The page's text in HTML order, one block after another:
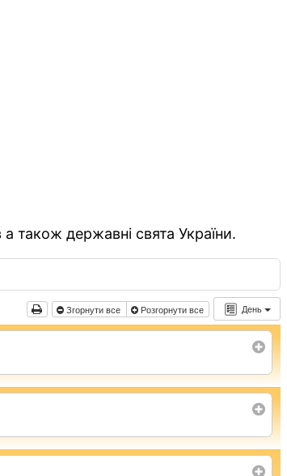
також державні свята України.
День
Згорнути все Розгорнути все